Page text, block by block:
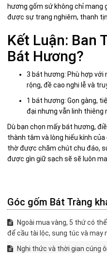
hương gốm sứ không chỉ mang
được sự trang nghiêm, thanh
Kết Luận: Ban
Bát Hương?
3 bát hương: Phù hợp với
rộng, đề cao nghi lễ và
1 bát hương: Gọn gàng,
đại nhưng vẫn linh thiêng
Dù bạn chọn mấy bát hương,
thành tâm và lòng hiếu kính
thờ được chăm chút chu đáo,
được gìn giữ sạch sẽ sẽ luôn
Góc gốm Bát Tràng
Ngoài mua vàng, 5 thứ có
để cầu tài lộc, sung túc và may
Nghi thức và thời gian cúng